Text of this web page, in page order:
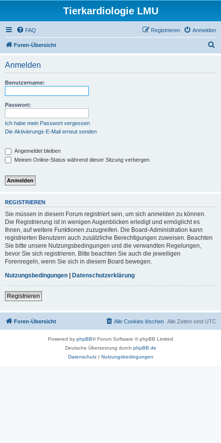
Tierkardiologie LMU
FAQ Anmelden
Registrieren
Foren-Übersicht
Anmelden
Benutzername:
Passwort:
Ich habe mein Passwort vergessen
Die Aktivierungs-E-Mail erneut senden
Angemeldet bleiben
Meinen Online-Status während dieser Sitzung verbergen
REGISTRIEREN
Sie müssen in diesem Forum registriert sein, um sich anmelden zu können.
Die Registrierung ist in wenigen Augenblicken erledigt und ermöglicht es
Ihnen, auf weitere Funktionen zuzugreifen. Die Board-Administration kann
registrierten Benutzern auch zusätzliche Berechtigungen zuweisen. Beachten
Sie bitte unsere Nutzungsbedingungen und die verwandten Regelungen,
bevor Sie sich registrieren. Bitte beachten Sie auch die jeweiligen
Forenregeln, wenn Sie sich in diesem Board bewegen.
Nutzungsbedingungen | Datenschutzerklärung
Registrieren
Foren-Übersicht Alle Zeiten sind UTC
Alle Cookies löschen
Powered by phpBB® Forum Software © phpBB Limited
Deutsche Übersetzung durch phpBB.de
Datenschutz| Nutzungsbedingungen